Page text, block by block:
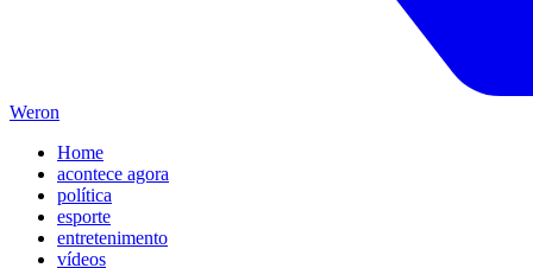
Weron
Home
acontece agora
política
esporte
entretenimento
vídeos